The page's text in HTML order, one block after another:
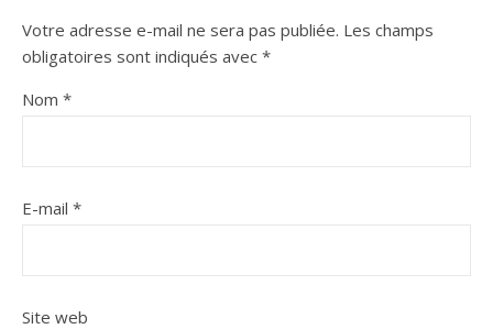
Votre adresse e-mail ne sera pas publiée. Les champs
obligatoires sont indiqués avec *
Nom *
E-mail *
Site web